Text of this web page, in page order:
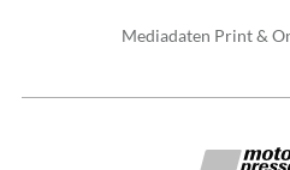
Mediadaten Print &